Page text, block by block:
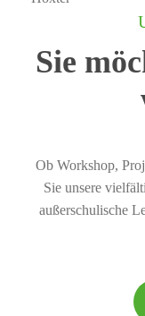
Sie
Ob Workshop,
Sie unsere
außerschulische